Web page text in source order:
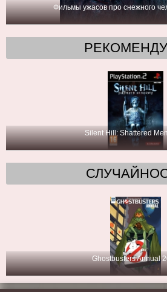
Фильмы ужасов про снежного
Silent Hill: Shattered
Ghostbusters Annual